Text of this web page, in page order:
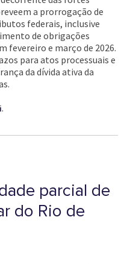
a prorrogação de
federais, inclusive
de obrigações
fevereiro e março de 2026.
para atos processuais e
da dívida ativa da
.
parcial de
do Rio de